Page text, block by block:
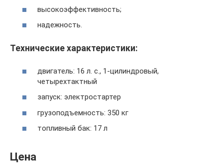
высокоэффективность;
надежность.
Технические характеристики:
двигатель: 16 л. с., 1-цилиндровый,
четырехтактный
запуск: электростартер
грузоподъемность: 350 кг
топливный бак: 17 л
Цена